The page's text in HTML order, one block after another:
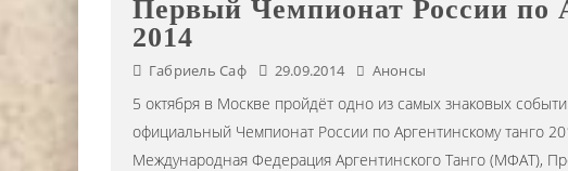
Первый Чемпионат России по
2014
Габриель Саф 29.09.2014 Анонсы
5 октября в Москве пройдёт одно из самых знаковых
официальный Чемпионат России по Аргентинскому танго
Международная Федерация Аргентинского Танго (МФАТ),